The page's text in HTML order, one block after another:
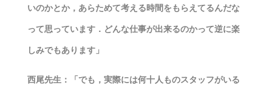
いのかとか，あらためて考える時間をもらえてるんだな
って思っています．どんな仕事が出来るのかって逆に楽
しみでもあります」
西尾先生：「でも，実際には何十人ものスタッフがいる